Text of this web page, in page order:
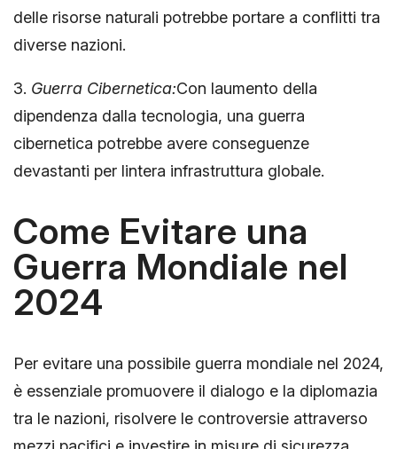
delle risorse naturali potrebbe portare a conflitti tra
diverse nazioni.
3. Guerra Cibernetica:Con laumento della
dipendenza dalla tecnologia, una guerra
cibernetica potrebbe avere conseguenze
devastanti per lintera infrastruttura globale.
Come Evitare una
Guerra Mondiale nel
2024
Per evitare una possibile guerra mondiale nel 2024,
è essenziale promuovere il dialogo e la diplomazia
tra le nazioni, risolvere le controversie attraverso